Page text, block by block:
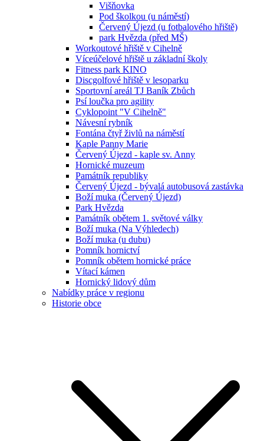
Višňovka
Pod školkou (u náměstí)
Červený Újezd (u fotbalového hřiště)
park Hvězda (před MŠ)
Workoutové hřiště v Cihelně
Víceúčelové hřiště u základní školy
Fitness park KINO
Discgolfové hřiště v lesoparku
Sportovní areál TJ Baník Zbůch
Psí loučka pro agility
Cyklopoint "V Cihelně"
Návesní rybník
Fontána čtyř živlů na náměstí
Kaple Panny Marie
Červený Újezd - kaple sv. Anny
Hornické muzeum
Památník republiky
Červený Újezd - bývalá autobusová zastávka
Boží muka (Červený Újezd)
Park Hvězda
Památník obětem 1. světové války
Boží muka (Na Výhledech)
Boží muka (u dubu)
Pomník hornictví
Pomník obětem hornické práce
Vítací kámen
Hornický lidový dům
Nabídky práce v regionu
Historie obce